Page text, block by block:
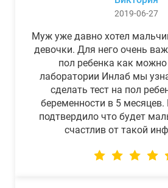
2019-06-27
Муж уже давно хотел
девочки. Для него очень
пол ребенка как
лаборатории Инлаб мы
сделать тест на пол
беременности в 5
подтвердило что будет
счастлив от такой